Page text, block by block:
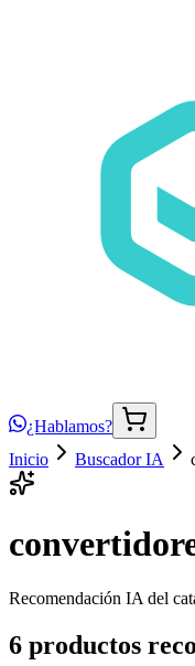
¿Hablamos?
Inicio
Buscador IA
Recomendación IA del
6 productos